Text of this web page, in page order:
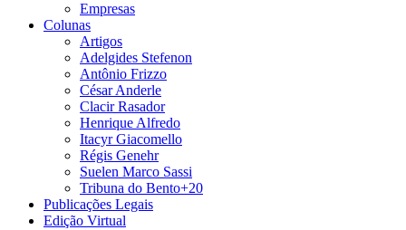
Empresas
Colunas
Artigos
Adelgides Stefenon
Antônio Frizzo
César Anderle
Clacir Rasador
Henrique Alfredo
Itacyr Giacomello
Régis Genehr
Suelen Marco Sassi
Tribuna do Bento+20
Publicações Legais
Edição Virtual